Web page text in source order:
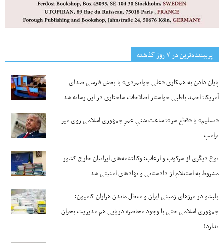
پربیننده‌ترین‌ در ۷ روز گذشته
پایان دادن به همکاری «علی جوانمردی» با بخش فارسی صدای
آمریکا؛ احمد باطبی خواستار اصلاحات ساختاری در این رسانه شد
«تسلیم» یا «قطع سر»؛ ساعت شنیِ عمرِ جمهوری اسلامی روی میز
ترامپ
نوع دیگری از سرکوب و ارعاب؛ وکالتنامه‌های ایرانیان خارج کشور
مشروط به استعلام از دادستانی و نهادهای امنیتی شد
بلبشو در مرزهای زمینی ایران و معطل ماندن هزاران کامیون؛
جمهوری اسلامی حتی با وجود محاصره دریایی هم مدیریت بحران
ندارد!